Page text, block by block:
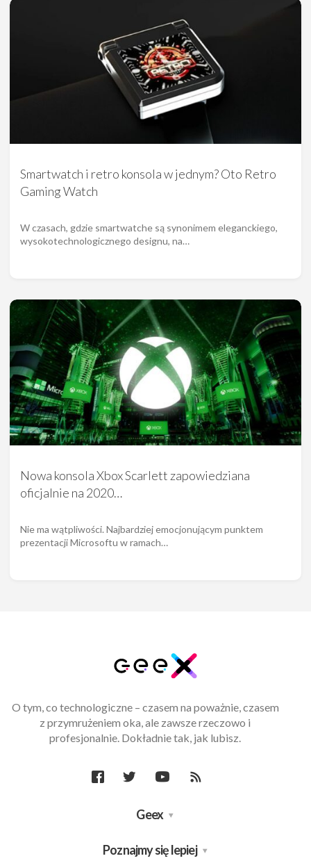
Smartwatch i retro konsola w jednym? Oto Retro
Gaming Watch
W czasach, gdzie smartwatche są synonimem eleganckiego,
wysokotechnologicznego designu, na…
Nowa konsola Xbox Scarlett zapowiedziana
oficjalnie na 2020…
Nie ma wątpliwości. Najbardziej emocjonującym punktem
prezentacji Microsoftu w ramach…
O tym, co technologiczne – czasem na poważnie, czasem
z przymrużeniem oka, ale zawsze rzeczowo i
profesjonalnie. Dokładnie tak, jak lubisz.
Geex
Poznajmy się lepiej